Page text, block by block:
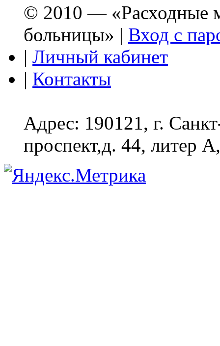
© 2010 — «Расходные
больницы» | Вход с
| Личный кабинет
| Контакты
Адрес: 190121, г.
проспект,д. 44, литер